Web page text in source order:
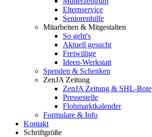
Elternservice
Seniorenhilfe
Mitarbeiten & Mitgestalten
So geht's
Aktuell gesucht
Freiwillige
Ideen-Werkstatt
Spenden & Schenken
ZenJA Zeitung
ZenJA Zeitung & SHL-Bote
Pressestelle
Flohmarktkalender
Formulare & Info
Kontakt
Schriftgröße